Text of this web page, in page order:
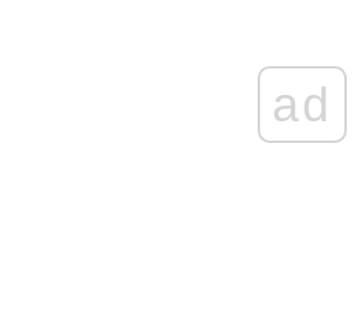
ad